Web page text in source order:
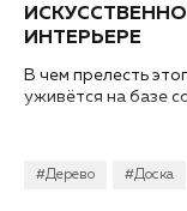
#Дерево #Доска
ИНТЕРЬЕРЕ
В чем прелесть
уживётся на базе